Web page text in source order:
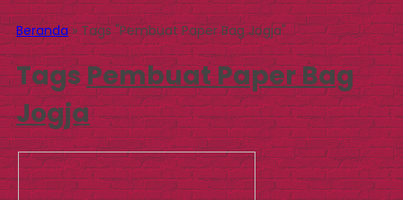
Beranda»Tags "Pembuat Paper Bag Jogja"
TagsPembuat Paper Bag
Jogja